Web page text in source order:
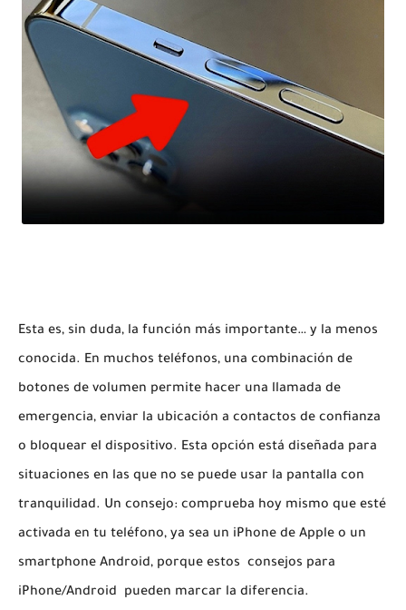
Esta es, sin duda, la función más importante… y la menos
conocida. En muchos teléfonos, una combinación de
botones de volumen permite hacer una llamada de
emergencia, enviar la ubicación a contactos de confianza
o bloquear el dispositivo. Esta opción está diseñada para
situaciones en las que no se puede usar la pantalla con
tranquilidad. Un consejo: comprueba hoy mismo que esté
activada en tu teléfono, ya sea un iPhone de Apple o un
smartphone Android, porque estos consejos para
iPhone/Android pueden marcar la diferencia.